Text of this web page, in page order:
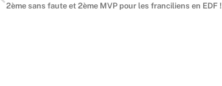
2ème sans faute et 2ème MVP pour les franciliens en EDF !